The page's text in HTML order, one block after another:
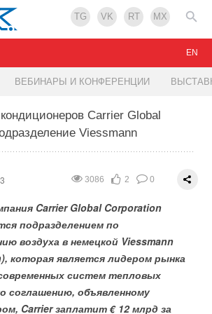
TG VK RT MX
ВЕБИНАРЫ И КОНФЕРЕНЦИИ
EN
Carrier Global
Viessmann
3086 2 0
Carrier Global Corporation
подразделением по
воздуха в немецкой Viessmann
которая является лидером рынка
систем тепловых
соглашению, объявленному
Carrier заплатит € 12 млрд за
программируемых реле с
2423
с графическим дисплеем
95 ГВт
2011 1 0
в МКД - новые технологии
1795
домах (МКД), могут
протечки и пр.) еще на этапе
существенно повысить
энергопотребления, а также сделать
и контроль
в дома.